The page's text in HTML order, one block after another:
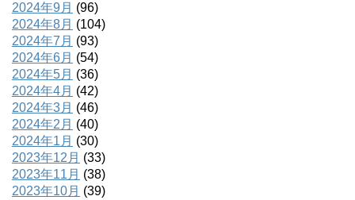
2024年9月 (96)
2024年8月 (104)
2024年7月 (93)
2024年6月 (54)
2024年5月 (36)
2024年4月 (42)
2024年3月 (46)
2024年2月 (40)
2024年1月 (30)
2023年12月 (33)
2023年11月 (38)
2023年10月 (39)